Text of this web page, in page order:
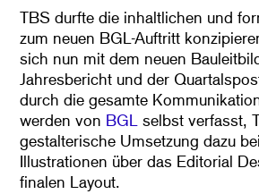
TBS durfte die inhaltlichen und
zum neuen BGL-Auftritt
sich nun mit dem neuen
Jahresbericht und der
durch die gesamte
werden von BGL selbst verfasst,
gestalterische Umsetzung dazu
Illustrationen über das Editorial
finalen Layout.